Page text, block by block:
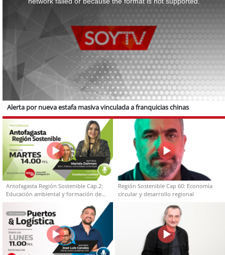
Alerta por nueva estafa masiva vinculada a franquicias chinas
Antofagasta Región Sostenible Cap.2:
Educación ambiental y formación de
capacidades técnicas
Región Sostenible Cap 60: Economía
circular y desarrollo regional